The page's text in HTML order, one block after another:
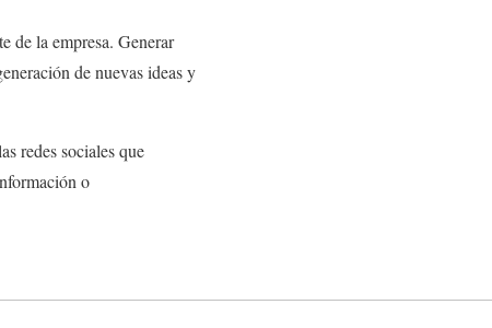
de la empresa. Generar
de nuevas ideas y
redes sociales que
o